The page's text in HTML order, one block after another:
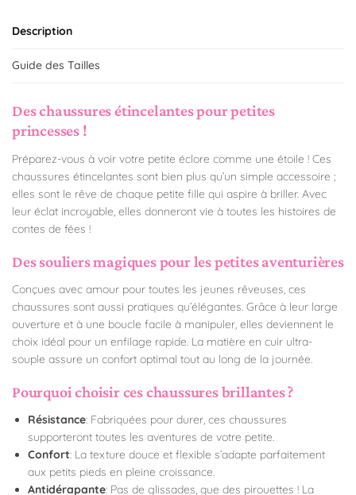
Description
Guide des Tailles
Des chaussures étincelantes pour petites
princesses !
Préparez-vous à voir votre petite éclore comme une étoile ! Ces
chaussures étincelantes sont bien plus qu’un simple accessoire ;
elles sont le rêve de chaque petite fille qui aspire à briller. Avec
leur éclat incroyable, elles donneront vie à toutes les histoires de
contes de fées !
Des souliers magiques pour les petites aventurières
Conçues avec amour pour toutes les jeunes rêveuses, ces
chaussures sont aussi pratiques qu’élégantes. Grâce à leur large
ouverture et à une boucle facile à manipuler, elles deviennent le
choix idéal pour un enfilage rapide. La matière en cuir ultra-
souple assure un confort optimal tout au long de la journée.
Pourquoi choisir ces chaussures brillantes ?
Résistance: Fabriquées pour durer, ces chaussures
supporteront toutes les aventures de votre petite.
Confort: La texture douce et flexible s’adapte parfaitement
aux petits pieds en pleine croissance.
Antidérapante: Pas de glissades, que des pirouettes ! La